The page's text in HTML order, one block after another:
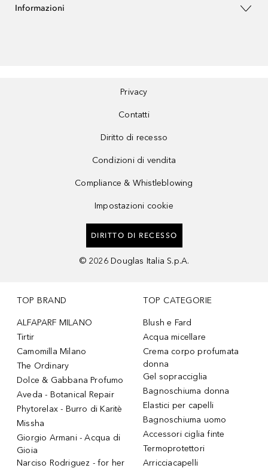
Informazioni
Privacy
Contatti
Diritto di recesso
Condizioni di vendita
Compliance & Whistleblowing
Impostazioni cookie
DIRITTO DI RECESSO
© 2026 Douglas Italia S.p.A.
TOP BRAND
ALFAPARF MILANO
Tirtir
Camomilla Milano
The Ordinary
Dolce & Gabbana Profumo
Aveda - Botanical Repair
Phytorelax - Burro di Karitè
Missha
Giorgio Armani - Acqua di
Gioia
Narciso Rodriguez - for her
TOP CATEGORIE
Blush e Fard
Acqua micellare
Crema corpo profumata
donna
Gel sopracciglia
Bagnoschiuma donna
Elastici per capelli
Bagnoschiuma uomo
Accessori ciglia finte
Termoprotettori
Arricciacapelli